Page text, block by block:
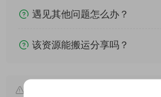
遇见其他问题怎么办？
该资源能搬运分享吗？
本文资源仅供个人参考学习，